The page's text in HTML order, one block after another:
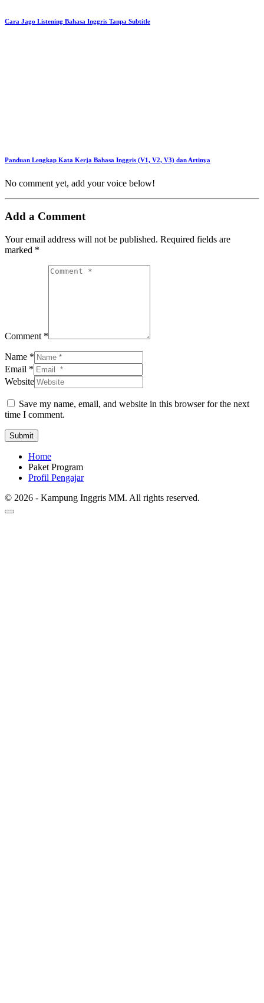
Cara Jago Listening Bahasa Inggris Tanpa Subtitle
Panduan Lengkap Kata Kerja Bahasa Inggris (V1, V2, V3) dan Artinya
No comment yet, add your voice below!
Add a Comment
Your email address will not be published. Required fields are
marked *
Comment *
Name *
Email *
Website
Save my name, email, and website in this browser for the next
time I comment.
Submit
Home
Paket Program
Profil Pengajar
© 2026 - Kampung Inggris MM. All rights reserved.